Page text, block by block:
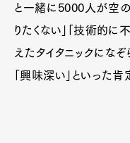
と一緒に5000人が空
りたくない」「技術的に
えたタイタニックにな
「興味深い」といった